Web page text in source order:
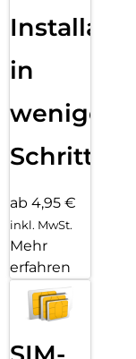
Installation
in
wenigen
Schritten
ab 4,95 €
inkl. MwSt.
Mehr
erfahren